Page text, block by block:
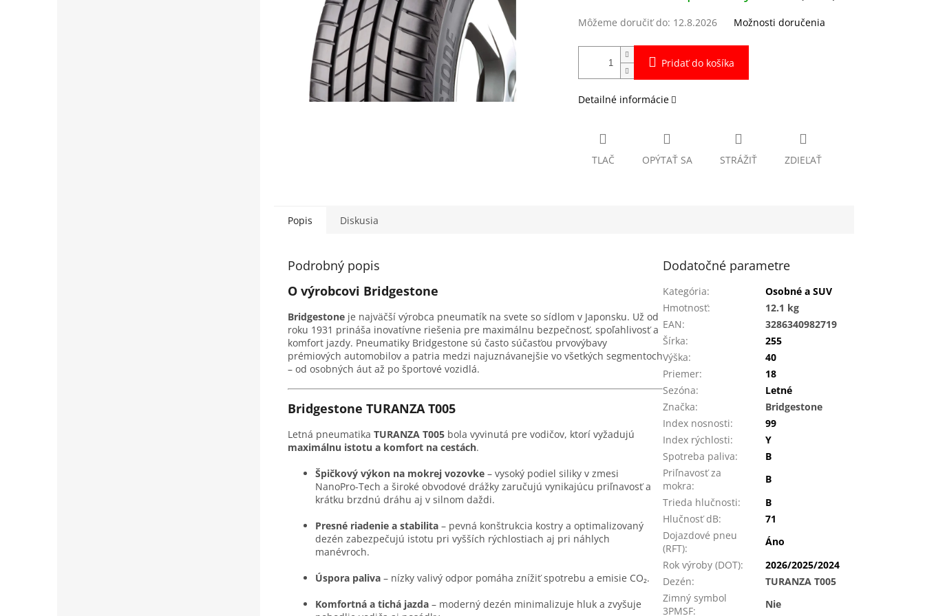
Môžeme doručiť do: 12.8.2026 Možnosti doručenia
Pridať do košíka
Detailné informácie
TLAČ OPÝTAŤ SA STRÁŽIŤ ZDIEĽAŤ
Popis Diskusia
Podrobný popis
O výrobcovi Bridgestone
Bridgestone je najväčší výrobca pneumatík na svete so sídlom v Japonsku. Už od
roku 1931 prináša inovatívne riešenia pre maximálnu bezpečnosť, spoľahlivosť a
komfort jazdy. Pneumatiky Bridgestone sú často súčasťou prvovýbavy
prémiových automobilov a patria medzi najuznávanejšie vo všetkých segmentoch
– od osobných áut až po športové vozidlá.
Bridgestone TURANZA T005
Letná pneumatika TURANZA T005 bola vyvinutá pre vodičov, ktorí vyžadujú
maximálnu istotu a komfort na cestách.
Špičkový výkon na mokrej vozovke – vysoký podiel siliky v zmesi
NanoPro-Tech a široké obvodové drážky zaručujú vynikajúcu priľnavosť a
krátku brzdnú dráhu aj v silnom daždi.
Presné riadenie a stabilita – pevná konštrukcia kostry a optimalizovaný
dezén zabezpečujú istotu pri vyšších rýchlostiach aj pri náhlych
manévroch.
Úspora paliva – nízky valivý odpor pomáha znížiť spotrebu a emisie CO₂.
Komfortná a tichá jazda – moderný dezén minimalizuje hluk a zvyšuje
Dodatočné parametre
Kategória:
Osobné a SUV
Hmotnosť:
12.1 kg
EAN:
3286340982719
Šírka:
255
Výška:
40
Priemer:
18
Sezóna:
Letné
Značka:
Bridgestone
Index nosnosti:
99
Index rýchlosti:
Y
Spotreba paliva:
B
Priľnavosť za
mokra:
B
Trieda hlučnosti:
B
Hlučnosť dB:
71
Dojazdové pneu
(RFT):
Áno
Rok výroby (DOT):
2026/2025/2024
Dezén:
TURANZA T005
Zimný symbol
3PMSF:
Nie